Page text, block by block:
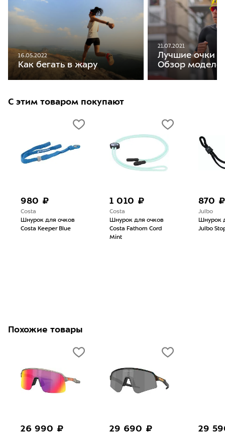
16.05.2022
Как бегать в жару
21.07.2021
Лучшие очки
Обзор
С этим товаром покупают
980 ₽
Costa
Шнурок для очков
Costa Keeper Blue
1 010 ₽
Costa
Шнурок для очков
Costa Fathom Cord
Mint
870 ₽
Julbo
Шнурок
Julbo
Похожие товары
26 990 ₽ 29 690 ₽ 29